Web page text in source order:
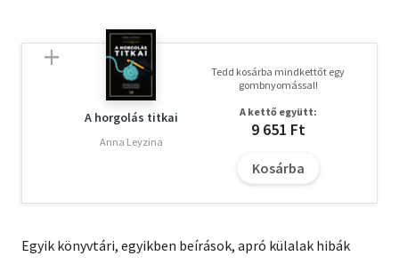
A horgolás titkai
Anna Leyzina
Tedd kosárba mindkettőt egy
gombnyomással!
A kettő együtt:
9 651 Ft
Kosárba
Egyik könyvtári, egyikben beírások, apró külalak hibák